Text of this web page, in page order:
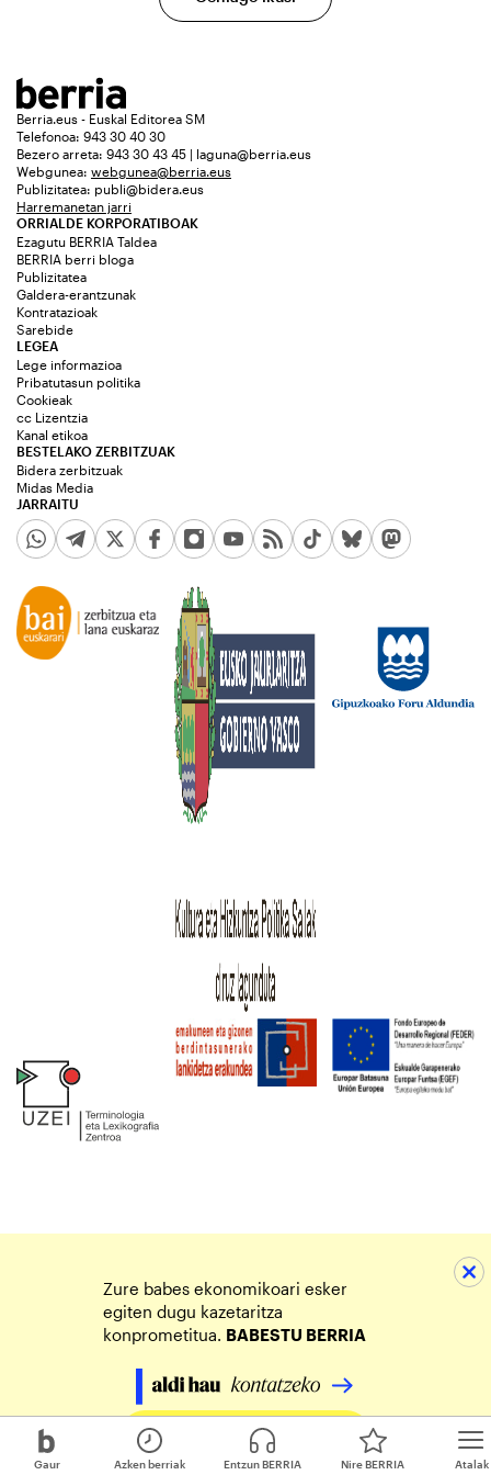
Gaur Atalak
Azken berriak Entzun BERRIA Nire BERRIA
Berria.eus - Euskal Editorea SM
Telefonoa: 943 30 40 30
Bezero arreta: 943 30 43 45 | laguna@berria.eus
Webgunea: webgunea@berria.eus
Publizitatea: publi@bidera.eus
Harremanetan jarri
ORRIALDE KORPORATIBOAK
Ezagutu BERRIA Taldea
BERRIA berri bloga
Publizitatea
Galdera-erantzunak
Kontratazioak
Sarebide
JARRAITU
LEGEA
Lege informazioa
Pribatutasun politika
Cookieak
cc Lizentzia
Kanal etikoa
BESTELAKO ZERBITZUAK
Bidera zerbitzuak
Midas Media
Zure babes ekonomikoari esker
egiten dugu kazetaritza
konprometitua. BABESTU BERRIA
Egin zure ekarpena